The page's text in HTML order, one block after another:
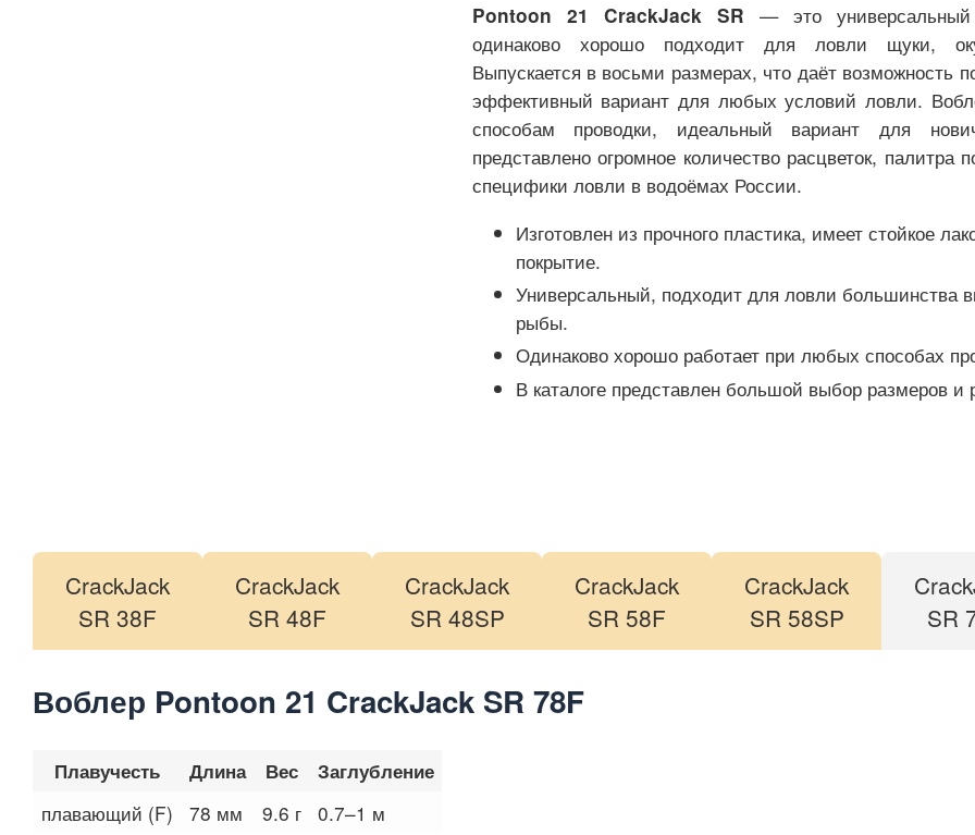
Pontoon 21 CrackJack SR — это
одинаково хорошо подходит для ловли щуки,
Выпускается в восьми размерах, что даёт возможность
эффективный вариант для любых условий ловли.
способам проводки, идеальный вариант для
представлено огромное количество расцветок, палитра
специфики ловли в водоёмах России.
Изготовлен из прочного пластика, имеет стойкое
покрытие.
Универсальный, подходит для ловли большинства
рыбы.
Одинаково хорошо работает при любых способах
В каталоге представлен большой выбор размеров и
CrackJack
SR 38F
CrackJack
SR 48F
CrackJack
SR 48SP
CrackJack
SR 58F
CrackJack
SR 58SP
SR
Воблер Pontoon 21 CrackJack SR 78F
Плавучесть Длина Вес Заглубление
плавающий (F) 78 мм 9.6 г 0.7–1 м